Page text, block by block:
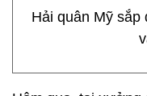
Hải quân Mỹ